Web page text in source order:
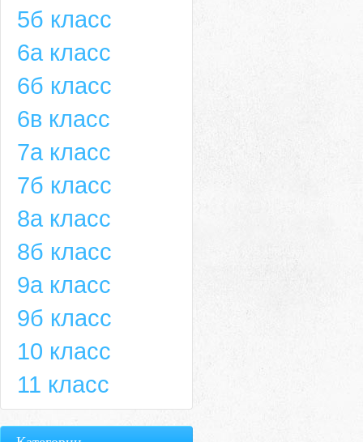
5б класс
6а класс
6б класс
6в класс
7а класс
7б класс
8а класс
8б класс
9а класс
9б класс
10 класс
11 класс